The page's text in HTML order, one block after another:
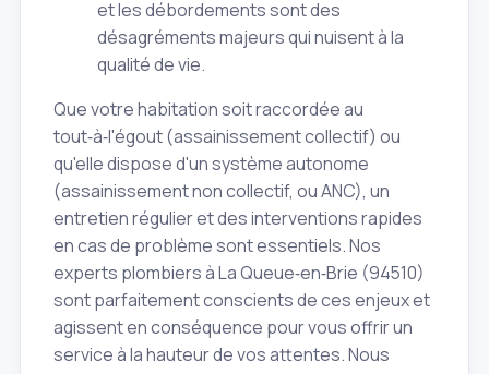
et les débordements sont des
désagréments majeurs qui nuisent à la
qualité de vie.
Que votre habitation soit raccordée au
tout‑à‑l'égout (assainissement collectif) ou
qu'elle dispose d'un système autonome
(assainissement non collectif, ou ANC), un
entretien régulier et des interventions rapides
en cas de problème sont essentiels. Nos
experts plombiers à La Queue‑en‑Brie (94510)
sont parfaitement conscients de ces enjeux et
agissent en conséquence pour vous offrir un
service à la hauteur de vos attentes. Nous